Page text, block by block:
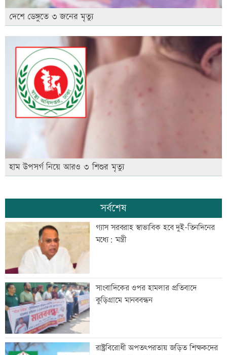
দেশে ডেঙ্গুতে ৩ জনের মৃত্যু
হাম উপসর্গ নিয়ে আরও ৩ শিশুর মৃত্যু
সর্বশেষ
গ্যাস সরবরাহ স্বাভাবিক হবে দুই-তিনদিনের
মধ্যে: মন্ত্রী
সাংবাদিকের ওপর হামলার প্রতিবাদে
কুড়িগ্রামে মানববন্ধন
রাষ্ট্রবিরোধী অপতৎপরতায় জড়িত শিক্ষকদের